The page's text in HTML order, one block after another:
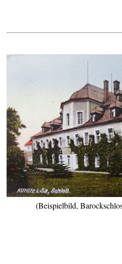
(Beispielbild,